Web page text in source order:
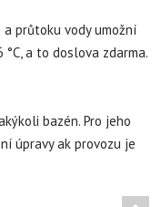
průtoku vody umožní
a to doslova zdarma.
bazén. Pro jeho
úpravy ak provozu je